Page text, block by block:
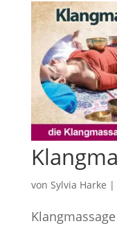
von Sylvia Harke |